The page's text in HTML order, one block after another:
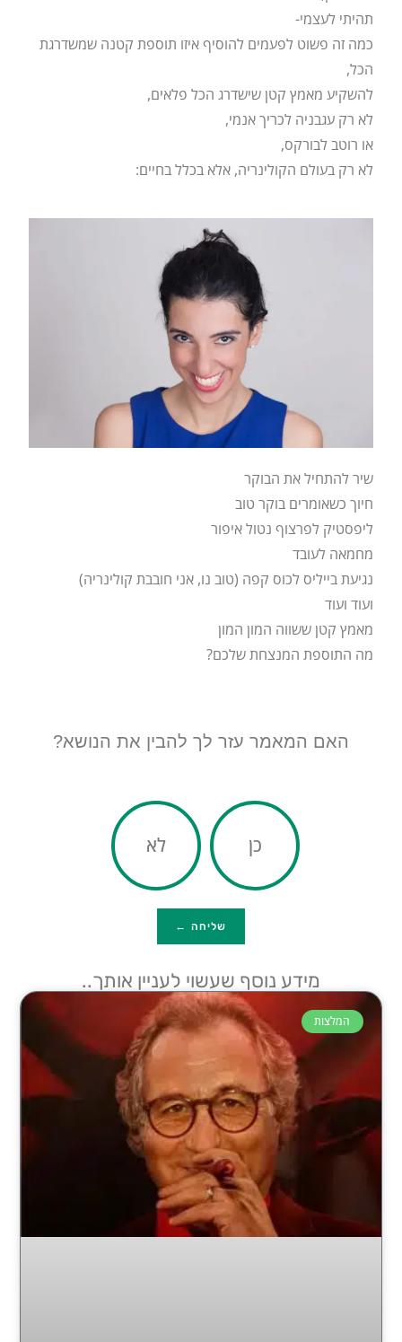
תהיתי לעצמי-
כמה זה פשוט לפעמים להוסיף איזו תוספת קטנה שמשדרגת
הכל,
להשקיע מאמץ קטן שישדרג הכל פלאים,
לא רק עגבניה לכריך אנמי,
או רוטב לבורקס,
לא רק בעולם הקולינריה, אלא בכלל בחיים:
שיר להתחיל את הבוקר
חיוך כשאומרים בוקר טוב
ליפסטיק לפרצוף נטול איפור
מחמאה לעובד
נגיעת בייליס לכוס קפה (טוב נו, אני חובבת קולינריה)
ועוד ועוד
מאמץ קטן ששווה המון המון
מה התוספת המנצחת שלכם?
האם המאמר עזר לך להבין את הנושא?
כן לא
שליחה ←
מידע נוסף שעשוי לעניין אותך..
המלצות